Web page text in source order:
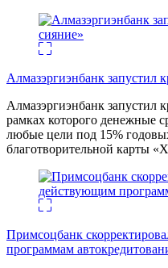
Алмазэргиэнбанк запустил
Алмазэргиэнбанк запустил
рамках которого денежные
любые цели под 15%
благотворительной карты
Примсоцбанк
программам